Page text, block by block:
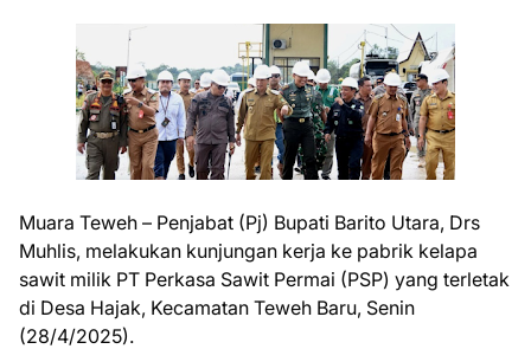
Muara Teweh – Penjabat (Pj) Bupati Barito Utara, Drs
Muhlis, melakukan kunjungan kerja ke pabrik kelapa
sawit milik PT Perkasa Sawit Permai (PSP) yang terletak
di Desa Hajak, Kecamatan Teweh Baru, Senin
(28/4/2025).